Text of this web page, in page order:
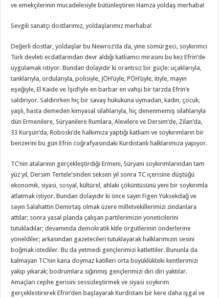
ve emekçilerinin mucadelesiyle bütünleştiren Hamza yoldaş merhaba!
Sevgili sanatçı dostlarımız, yoldaşlarımız merhaba!
Değerli dostlar, yoldaşlar bu Newroz’da da, yine sömürgeci, soykırımcı
Türk devleti ecdatlarından devr aldığı katliamcı mirasını bu kez Efrin’de
uygulamak istiyor. Bundan dolayıdır ki orantısız bir güçle: uçaklarıyla,
tanklarıyla, ordularıyla, polisiyle, JÖH’üyle, PÖH’üyle, itiyle, mayın
eşeğiyle, El Kaide ve İşid’iyle en barbar en vahşi bir tarzda Efrin’e
saldırıyor. Saldırırken hiç bir savaş hukukuna uymadan, kadın, çocuk,
yaşlı, hasta demeden kimyasal silahlarıyla, hiç denenmemiş silahlarıyla
dün Ermenilere, Süryanilere Rumlara, Alevilere ve Dersim’de, Zilan’da,
33 Kurşun’da, Roboski’de halkımıza yaptığı katliam ve soykırımların bir
benzerini bu gün Efrin coğrafyasındaki Kurdistanlı halklarımıza yapıyor.
TC’nin atalarının gerçekleştirdiği Ermeni, Süryani soykırımlarından tam
yüz yıl, Dersim Tertele’sinden seksen yıl sonra TC içerisine düştüğü
ekonomik, siyasi, sosyal, kültürel, ahlaki çöküntüsünü yeni bir soykırımla
atlatmak istiyor. Bundan dolayıdır ki önce sayın Figen Yüksekdağ ve
sayın Salahattin Demirtaş olmak üzere milletvekillerimizi zindanlara
attılar; sonra yasal planda çalışan partilerimizin yoneticilerini
tutukladılar; devamında demokratik kitle örgutlerinin önderlerine
yöneldiler; arkasından gazetecileri tutuklayarak halklarımızın sesini
boğmak istediler. Bu da yetmedi gençlerimizi katlettiler. Bununla da
kalmayan TC’nin kana doymaz katilleri orta büyüklükteki kentlerimizi
yakıp yıkarak; bodrumlara sığınmış gençlerimizi diri diri yaktılar.
Amaçları cephe gerisini sessizleştirmek ve siyasi soykırım
gerçeklestirerek Efrin’den başlayarak Kurdistanı bir kere daha işgal ve